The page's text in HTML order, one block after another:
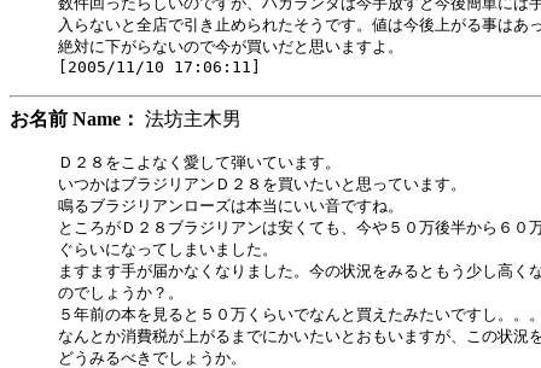
入らないと全店で引き止められたそうです。値は今後上がる事はあ
絶対に下がらないので今が買いだと思いますよ。
お名前 Name： 法坊主木男
Ｄ２８をこよなく愛して弾いています。
いつかはブラジリアンＤ２８を買いたいと思っています。
鳴るブラジリアンローズは本当にいい音ですね。
ところがＤ２８ブラジリアンは安くても、今や５０万後半から６０
ぐらいになってしまいました。
ますます手が届かなくなりました。今の状況をみるともう少し高く
のでしょうか？。
５年前の本を見ると５０万くらいでなんと買えたみたいですし。。
なんとか消費税が上がるまでにかいたいとおもいますが、この状況
どうみるべきでしょうか。